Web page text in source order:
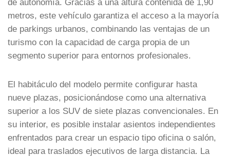
de autonomía. Gracias a una altura contenida de 1,90
metros, este vehículo garantiza el acceso a la mayoría
de parkings urbanos, combinando las ventajas de un
turismo con la capacidad de carga propia de un
segmento superior para entornos profesionales.
El habitáculo del modelo permite configurar hasta
nueve plazas, posicionándose como una alternativa
superior a los SUV de siete plazas convencionales. En
su interior, es posible instalar asientos independientes
enfrentados para crear un espacio tipo oficina o salón,
ideal para traslados ejecutivos de larga distancia. La